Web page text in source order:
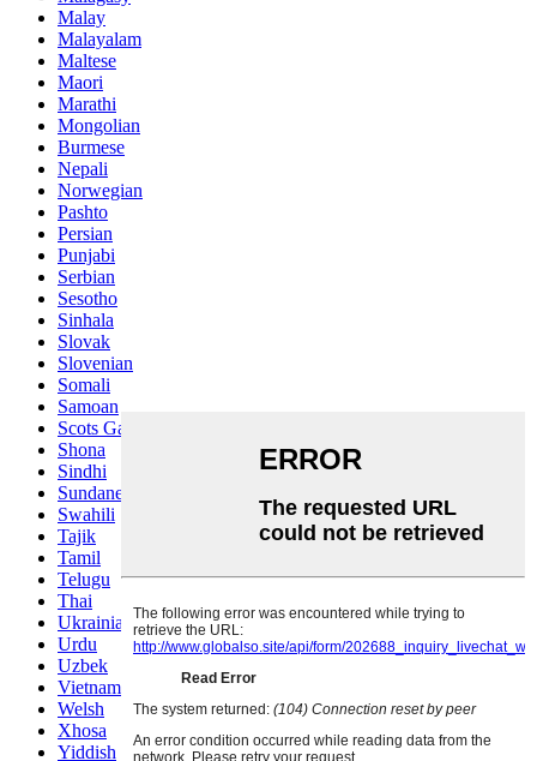
Malay
Malayalam
Maltese
Maori
Marathi
Mongolian
Burmese
Nepali
Norwegian
Pashto
Persian
Punjabi
Serbian
Sesotho
Sinhala
Slovak
Slovenian
Somali
Samoan
Scots Gaelic
Shona
Sindhi
Sundanese
Swahili
Tajik
Tamil
Telugu
Thai
Ukrainian
Urdu
Uzbek
Vietnamese
Welsh
Xhosa
Yiddish